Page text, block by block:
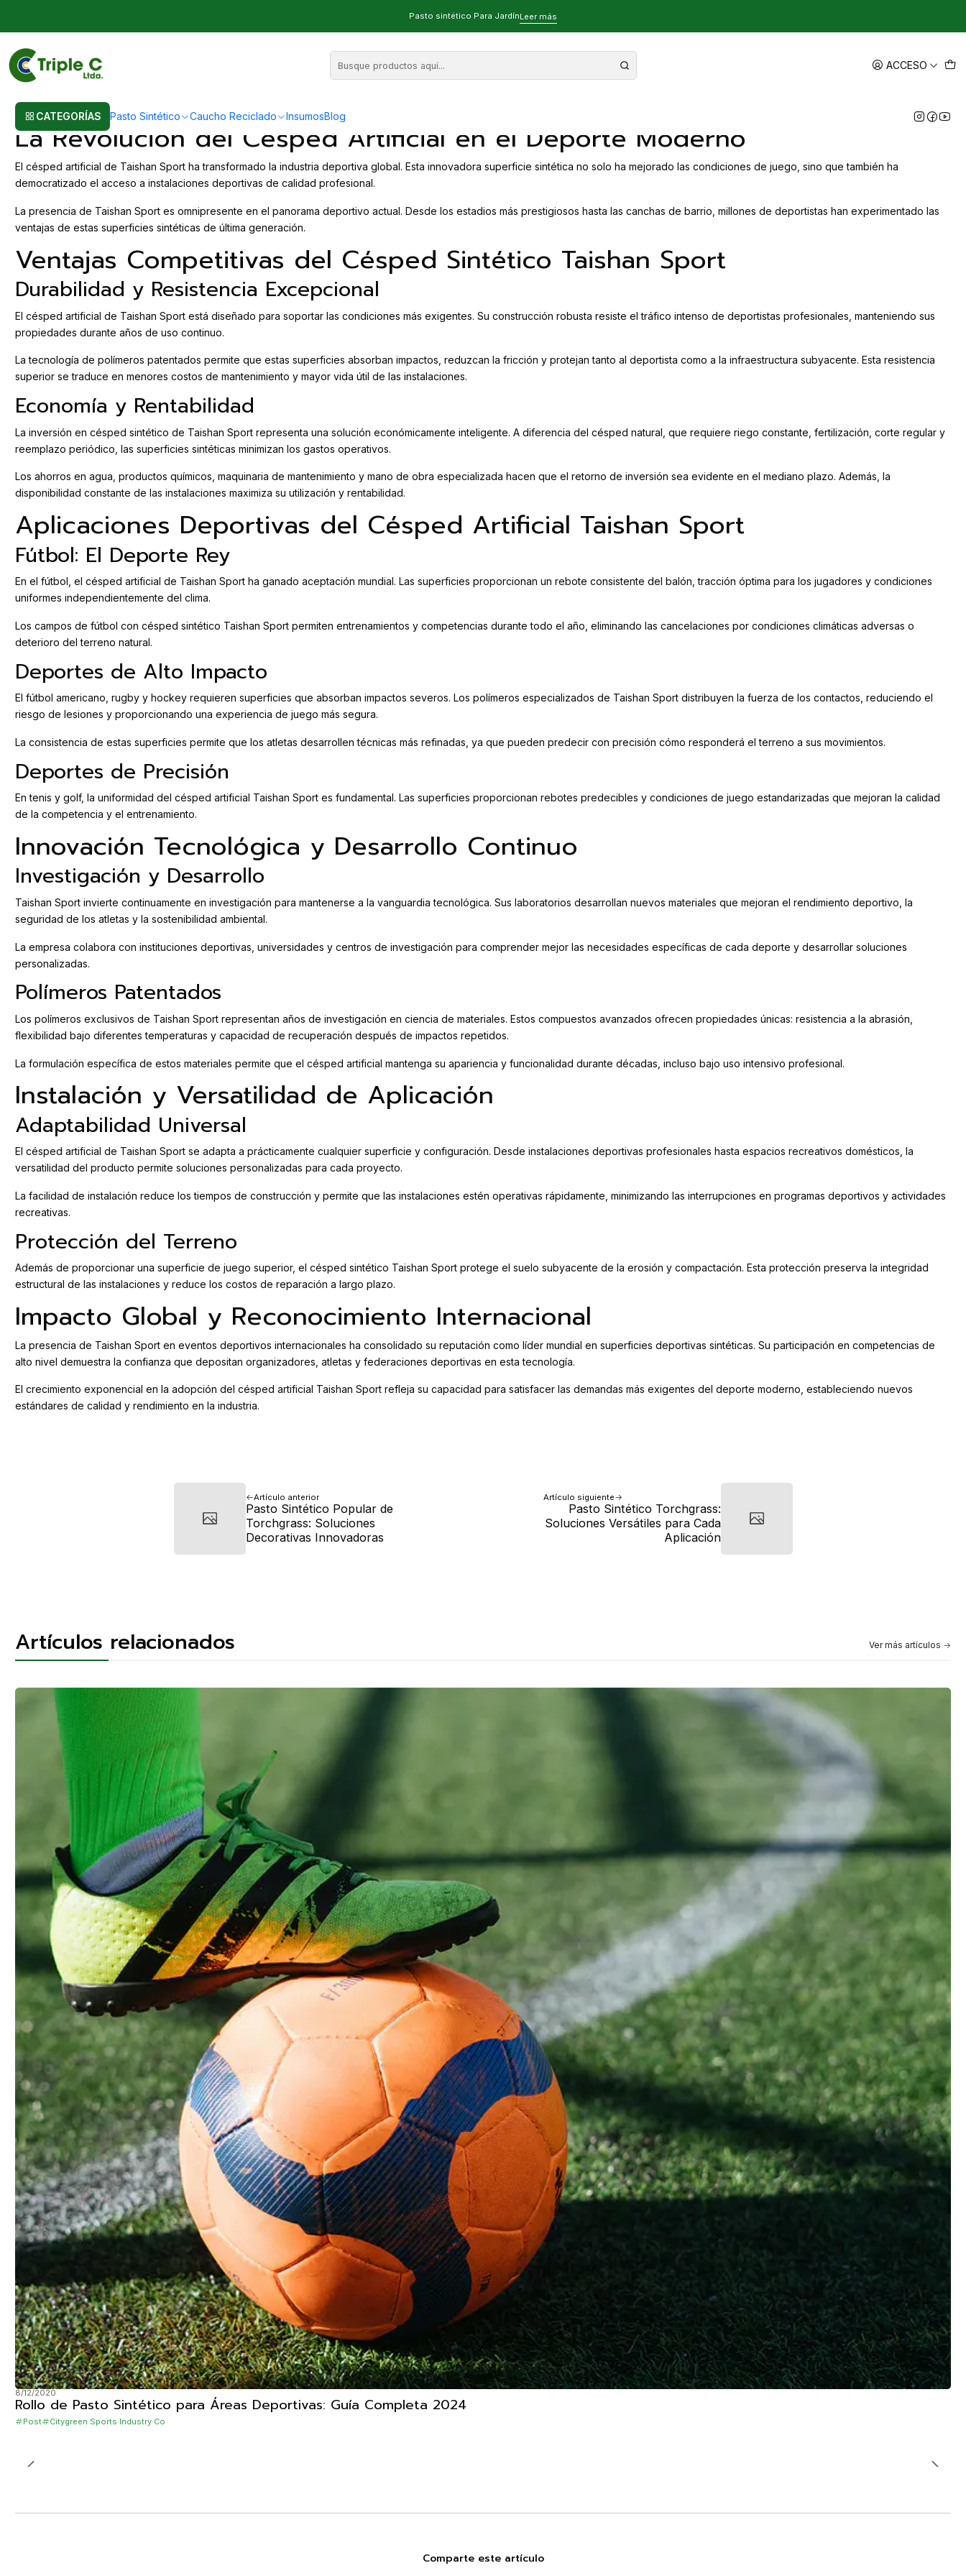
ACCESO
CATEGORÍAS Pasto Sintético Caucho Reciclado InsumosBlog
Pasto sintético Para JardínLeer más
Taishan Sport: Líder Mundial en Césped Artificial Deportivo
La Revolución del Césped Artificial en el Deporte Moderno
El césped artificial de Taishan Sport ha transformado la industria deportiva global. Esta innovadora superficie sintética no solo ha mejorado las condiciones de juego, sino que también ha
democratizado el acceso a instalaciones deportivas de calidad profesional.
La presencia de Taishan Sport es omnipresente en el panorama deportivo actual. Desde los estadios más prestigiosos hasta las canchas de barrio, millones de deportistas han experimentado las
ventajas de estas superficies sintéticas de última generación.
Ventajas Competitivas del Césped Sintético Taishan Sport
Durabilidad y Resistencia Excepcional
El césped artificial de Taishan Sport está diseñado para soportar las condiciones más exigentes. Su construcción robusta resiste el tráfico intenso de deportistas profesionales, manteniendo sus
propiedades durante años de uso continuo.
La tecnología de polímeros patentados permite que estas superficies absorban impactos, reduzcan la fricción y protejan tanto al deportista como a la infraestructura subyacente. Esta resistencia
superior se traduce en menores costos de mantenimiento y mayor vida útil de las instalaciones.
Economía y Rentabilidad
La inversión en césped sintético de Taishan Sport representa una solución económicamente inteligente. A diferencia del césped natural, que requiere riego constante, fertilización, corte regular y
reemplazo periódico, las superficies sintéticas minimizan los gastos operativos.
Los ahorros en agua, productos químicos, maquinaria de mantenimiento y mano de obra especializada hacen que el retorno de inversión sea evidente en el mediano plazo. Además, la
disponibilidad constante de las instalaciones maximiza su utilización y rentabilidad.
Aplicaciones Deportivas del Césped Artificial Taishan Sport
Fútbol: El Deporte Rey
En el fútbol, el césped artificial de Taishan Sport ha ganado aceptación mundial. Las superficies proporcionan un rebote consistente del balón, tracción óptima para los jugadores y condiciones
uniformes independientemente del clima.
Los campos de fútbol con césped sintético Taishan Sport permiten entrenamientos y competencias durante todo el año, eliminando las cancelaciones por condiciones climáticas adversas o
deterioro del terreno natural.
Deportes de Alto Impacto
El fútbol americano, rugby y hockey requieren superficies que absorban impactos severos. Los polímeros especializados de Taishan Sport distribuyen la fuerza de los contactos, reduciendo el
riesgo de lesiones y proporcionando una experiencia de juego más segura.
La consistencia de estas superficies permite que los atletas desarrollen técnicas más refinadas, ya que pueden predecir con precisión cómo responderá el terreno a sus movimientos.
Deportes de Precisión
En tenis y golf, la uniformidad del césped artificial Taishan Sport es fundamental. Las superficies proporcionan rebotes predecibles y condiciones de juego estandarizadas que mejoran la calidad
de la competencia y el entrenamiento.
Innovación Tecnológica y Desarrollo Continuo
Investigación y Desarrollo
Taishan Sport invierte continuamente en investigación para mantenerse a la vanguardia tecnológica. Sus laboratorios desarrollan nuevos materiales que mejoran el rendimiento deportivo, la
seguridad de los atletas y la sostenibilidad ambiental.
La empresa colabora con instituciones deportivas, universidades y centros de investigación para comprender mejor las necesidades específicas de cada deporte y desarrollar soluciones
personalizadas.
Polímeros Patentados
Los polímeros exclusivos de Taishan Sport representan años de investigación en ciencia de materiales. Estos compuestos avanzados ofrecen propiedades únicas: resistencia a la abrasión,
flexibilidad bajo diferentes temperaturas y capacidad de recuperación después de impactos repetidos.
La formulación específica de estos materiales permite que el césped artificial mantenga su apariencia y funcionalidad durante décadas, incluso bajo uso intensivo profesional.
Instalación y Versatilidad de Aplicación
Adaptabilidad Universal
El césped artificial de Taishan Sport se adapta a prácticamente cualquier superficie y configuración. Desde instalaciones deportivas profesionales hasta espacios recreativos domésticos, la
versatilidad del producto permite soluciones personalizadas para cada proyecto.
La facilidad de instalación reduce los tiempos de construcción y permite que las instalaciones estén operativas rápidamente, minimizando las interrupciones en programas deportivos y actividades
recreativas.
Protección del Terreno
Además de proporcionar una superficie de juego superior, el césped sintético Taishan Sport protege el suelo subyacente de la erosión y compactación. Esta protección preserva la integridad
estructural de las instalaciones y reduce los costos de reparación a largo plazo.
Impacto Global y Reconocimiento Internacional
La presencia de Taishan Sport en eventos deportivos internacionales ha consolidado su reputación como líder mundial en superficies deportivas sintéticas. Su participación en competencias de
alto nivel demuestra la confianza que depositan organizadores, atletas y federaciones deportivas en esta tecnología.
El crecimiento exponencial en la adopción del césped artificial Taishan Sport refleja su capacidad para satisfacer las demandas más exigentes del deporte moderno, estableciendo nuevos
estándares de calidad y rendimiento en la industria.
Artículo anterior
Pasto Sintético Popular de
Torchgrass: Soluciones
Decorativas Innovadoras
Artículo siguiente
Pasto Sintético Torchgrass:
Soluciones Versátiles para Cada
Aplicación
Artículos relacionados Ver más artículos
8/12/2020
Rollo de Pasto Sintético para Áreas Deportivas: Guía Completa 2024
Post Citygreen Sports Industry Co
Comparte este artículo